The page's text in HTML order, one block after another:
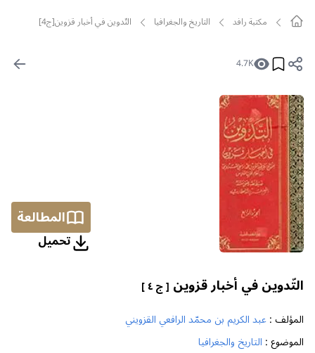
مکتبة رافد التاريخ والجغرافيا التّدوين في أخبار قزوين[ج4]
4.7K
المطالعة
تحمیل
التّدوين في أخبار قزوين [ ج ٤ ]
المؤلف :عبد الكريم بن محمّد الرافعي القزويني
الموضوع : التاريخ والجغرافيا